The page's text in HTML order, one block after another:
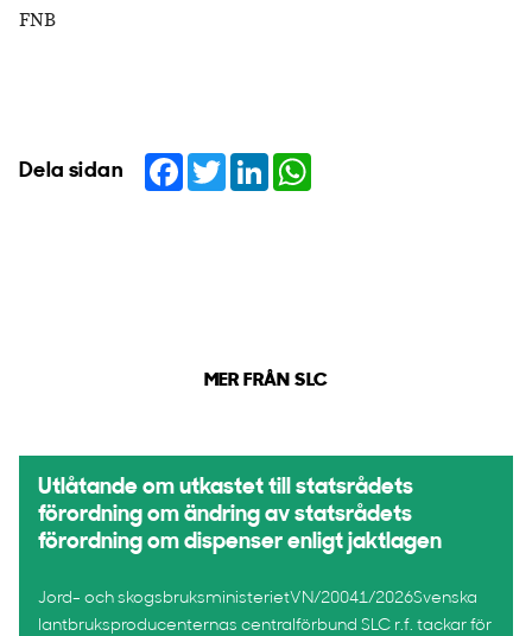
FNB
Dela sidan Facebook
TwitterLinkedIn
MER FRÅN SLC
Utlåtande om utkastet till statsrådets
förordning om ändring av statsrådets
förordning om dispenser enligt jaktlagen
Jord- och skogsbruksministerietVN/20041/2026Svenska
lantbruksproducenternas centralförbund SLC r.f. tackar för